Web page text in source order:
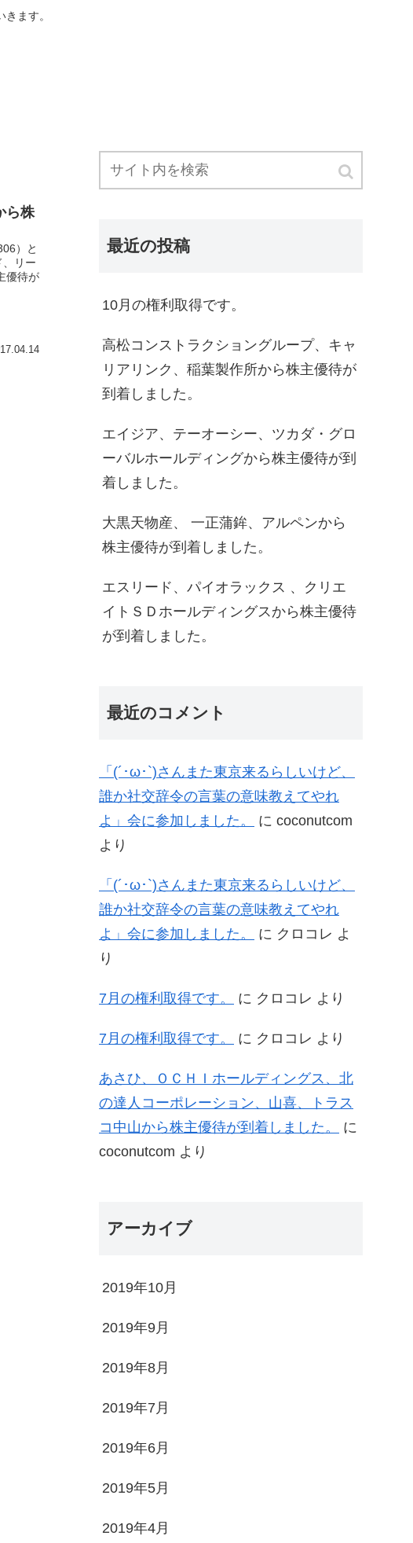
ます。
ら株
）と
リー
優待が
最近の投稿
10月の権利取得です。
高松コンストラクショングループ、キャ
リアリンク、稲葉製作所から株主優待が
到着しました。
エイジア、テーオーシー、ツカダ・グロ
ーバルホールディングから株主優待が到
着しました。
大黒天物産、 一正蒲鉾、アルペンから
株主優待が到着しました。
エスリード、パイオラックス 、クリエ
イトＳＤホールディングスから株主優待
が到着しました。
最近のコメント
「(´･ω･`)さんまた東京来るらしいけど、
誰か社交辞令の言葉の意味教えてやれ
よ」会に参加しました。
に coconutcom
より
「(´･ω･`)さんまた東京来るらしいけど、
誰か社交辞令の言葉の意味教えてやれ
よ」会に参加しました。
に クロコレ よ
り
7月の権利取得です。 に クロコレ より
7月の権利取得です。 に クロコレ より
あさひ、ＯＣＨＩホールディングス、北
の達人コーポレーション、山喜、トラス
コ中山から株主優待が到着しました。
に
coconutcom より
アーカイブ
2019年10月
2019年9月
2019年8月
2019年7月
2019年6月
2019年5月
2019年4月